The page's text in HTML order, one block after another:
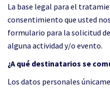
La base legal para el
consentimiento que usted
formulario para la solicitud
alguna actividad y/o evento.
¿A qué destinatarios se
Los datos personales